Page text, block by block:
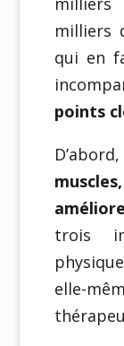
milliers
qui en
points
D’abord,
trois
elle-